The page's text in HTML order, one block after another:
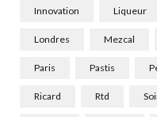
Innovation Liqueur
Londres Mezcal
Paris Pastis
Ricard Rtd